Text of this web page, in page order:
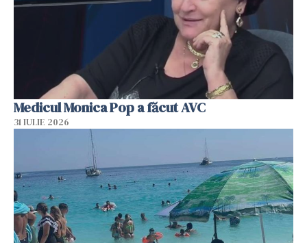
Medicul Monica Pop a făcut AVC
31 IULIE 2026